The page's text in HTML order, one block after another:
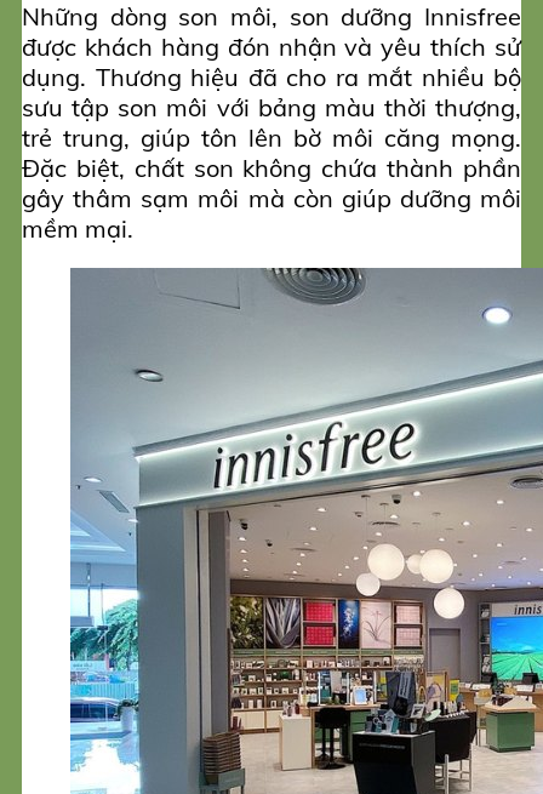
Những dòng son môi, son dưỡng Innisfree
được khách hàng đón nhận và yêu thích sử
dụng. Thương hiệu đã cho ra mắt nhiều bộ
sưu tập son môi với bảng màu thời thượng,
trẻ trung, giúp tôn lên bờ môi căng mọng.
Đặc biệt, chất son không chứa thành phần
gây thâm sạm môi mà còn giúp dưỡng môi
mềm mại.